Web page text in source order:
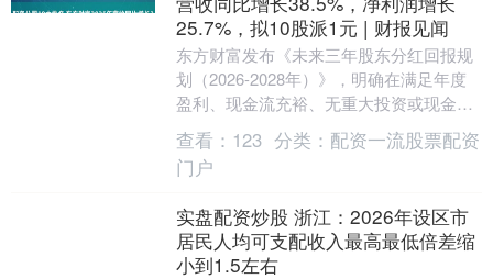
25.7%，拟10股派1元 | 财报见闻
东方财富发布《未来三年股东分红回报规
划（2026-2028年）》，明确在满足年度
盈利、现金流充裕、无重大投资或现金支
出等条件下，每年现金分红不低于当年可
供分配利....
查看： 123 分类： 配资一流股票配资
门户
实盘配资炒股 浙江：2026年设区市
居民人均可支配收入最高最低倍差缩
小到1.5左右